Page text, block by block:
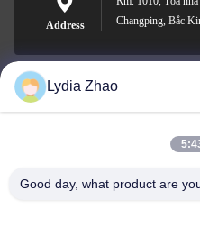
Address
Changping, Bắc
Lydia Zhao
Good day, what product are